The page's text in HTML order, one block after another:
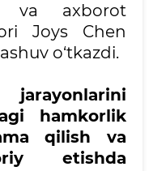
va axborot
Joys Chen
o‘tkazdi.
hamkorlik
qilish va
etishda